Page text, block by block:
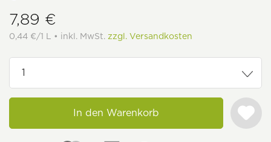
7,89 €
0,44 €/1 L • inkl. MwSt. zzgl. Versandkosten
In den Warenkorb